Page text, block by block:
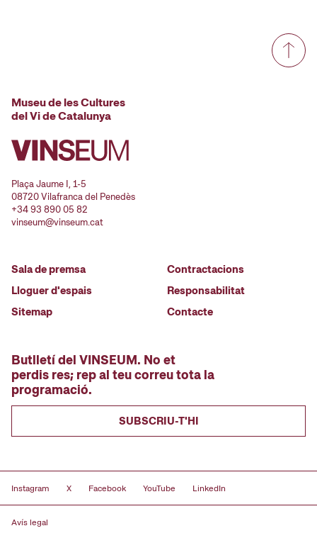
Museu de les Cultures
del Vi de Catalunya
Plaça Jaume I, 1-5
08720 Vilafranca del Penedès
+34 93 890 05 82
vinseum@vinseum.cat
Sala de premsa
Lloguer d'espais
Sitemap
Contractacions
Responsabilitat
Contacte
Butlletí del VINSEUM. No et
perdis res; rep al teu correu tota la
programació.
SUBSCRIU-T'HI
Instagram X Facebook YouTube LinkedIn
Avís legal